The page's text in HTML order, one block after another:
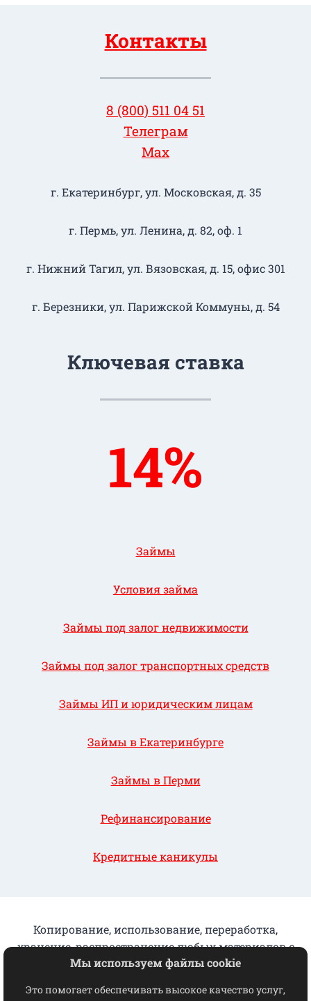
Контакты
8 (800) 511 04 51
Телеграм
Max
г. Екатеринбург, ул. Московская, д. 35
г. Пермь, ул. Ленина, д. 82, оф. 1
г. Нижний Тагил​, ул. Вязовская, д. 15, офис 301
г. Березники, ул. Парижской Коммуны, д. 54
Ключевая ставка
14%
Займы
Условия займа
Займы под залог недвижимости
Займы под залог транспортных средств
Займы ИП и юридическим лицам
Займы в Екатеринбурге
Займы в Перми
Рефинансирование
Кредитные каникулы
Копирование, использование, переработка,
хранение, распространение любых материалов с
данного сайта разрешается исключительно с
Мы используем файлы cookie
Это помогает обеспечивать высокое качество услуг,